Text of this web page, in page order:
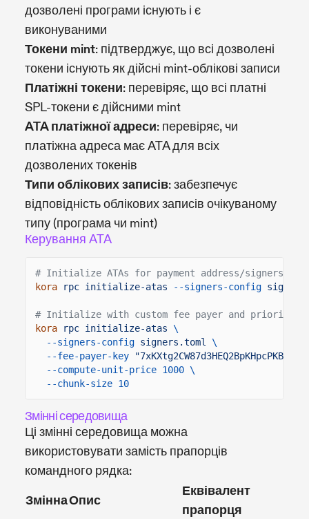
дозволені програми існують і є
виконуваними
Токени mint: підтверджує, що всі дозволені
токени існують як дійсні mint-облікові записи
Платіжні токени: перевіряє, що всі платні
SPL-токени є дійсними mint
ATA платіжної адреси: перевіряє, чи
платіжна адреса має ATA для всіх
дозволених токенів
Типи облікових записів: забезпечує
відповідність облікових записів очікуваному
типу (програма чи mint)
Керування ATA
# Initialize ATAs for payment address/signers
kora
rpc initialize-atas --signers-config
# Initialize with custom fee payer and priority
kora
rpc initialize-atas \
--signers-config signers.toml
\
--fee-payer-key
--compute-unit-price 1000 \
--chunk-size 10
Змінні середовища
Ці змінні середовища можна
використовувати замість прапорців
командного рядка:
ЗміннаОпис
Еквівалент
прапорця